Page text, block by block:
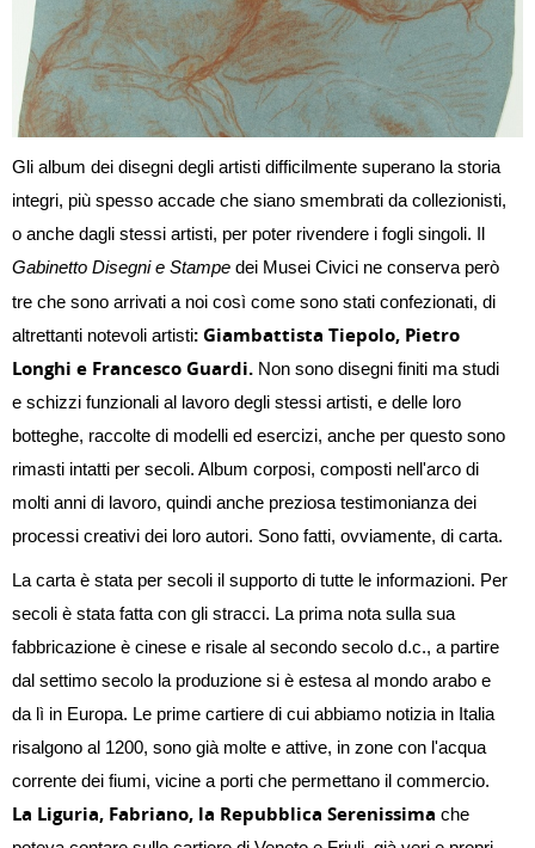
Gli album dei disegni degli artisti difficilmente superano la storia
integri, più spesso accade che siano smembrati da collezionisti,
o anche dagli stessi artisti, per poter rivendere i fogli singoli. Il
Gabinetto Disegni e Stampe dei Musei Civici ne conserva però
tre che sono arrivati a noi così come sono stati confezionati, di
altrettanti notevoli artisti: Giambattista Tiepolo, Pietro
Longhi e Francesco Guardi. Non sono disegni finiti ma studi
e schizzi funzionali al lavoro degli stessi artisti, e delle loro
botteghe, raccolte di modelli ed esercizi, anche per questo sono
rimasti intatti per secoli. Album corposi, composti nell'arco di
molti anni di lavoro, quindi anche preziosa testimonianza dei
processi creativi dei loro autori. Sono fatti, ovviamente, di carta.
La carta è stata per secoli il supporto di tutte le informazioni. Per
secoli è stata fatta con gli stracci. La prima nota sulla sua
fabbricazione è cinese e risale al secondo secolo d.c., a partire
dal settimo secolo la produzione si è estesa al mondo arabo e
da lì in Europa. Le prime cartiere di cui abbiamo notizia in Italia
risalgono al 1200, sono già molte e attive, in zone con l'acqua
corrente dei fiumi, vicine a porti che permettano il commercio.
La Liguria, Fabriano, la Repubblica Serenissima che